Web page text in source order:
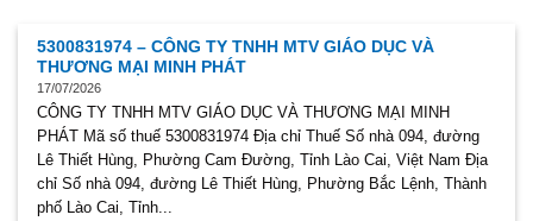
5300831974 – CÔNG TY TNHH MTV GIÁO DỤC VÀ
THƯƠNG MẠI MINH PHÁT
17/07/2026
CÔNG TY TNHH MTV GIÁO DỤC VÀ THƯƠNG MẠI MINH
PHÁT Mã số thuế 5300831974 Địa chỉ Thuế Số nhà 094, đường
Lê Thiết Hùng, Phường Cam Đường, Tỉnh Lào Cai, Việt Nam Địa
chỉ Số nhà 094, đường Lê Thiết Hùng, Phường Bắc Lệnh, Thành
phố Lào Cai, Tỉnh...